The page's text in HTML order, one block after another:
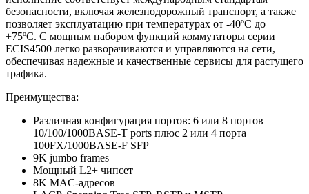
безопасности, включая железнодорожный транспорт, а также
позволяет эксплуатацию при температурах от -40ºC до
+75ºC. С мощным набором функций коммутаторы серии
ECIS4500 легко разворачиваются и управляются на сети,
обеспечивая надежные и качественные сервисы для растущего
трафика.
Преимущества:
Различная конфигурация портов: 6 или 8 портов
10/100/1000BASE-T ports плюс 2 или 4 порта
100FX/1000BASE-F SFP
9K jumbo frames
Мощный L2+ чипсет
8K MAC-адресов